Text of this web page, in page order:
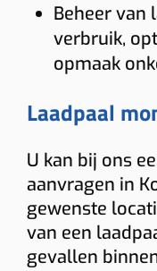
Beheer van
verbruik,
opmaak
Laadpaal
U kan bij ons
aanvragen in
gewenste
van een
gevallen